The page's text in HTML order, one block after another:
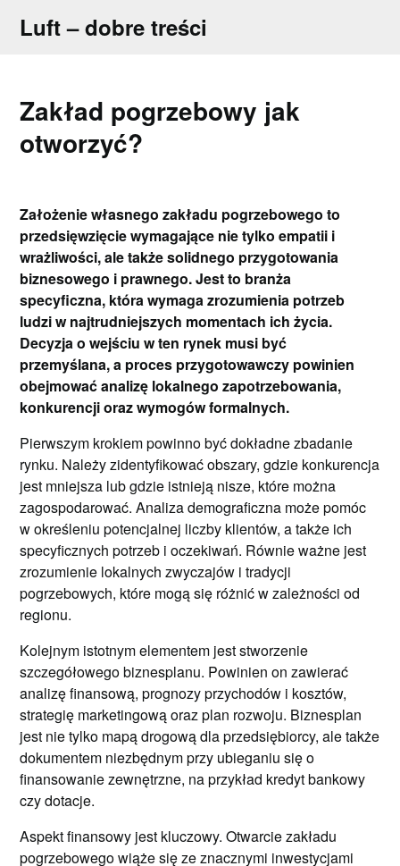
Luft – dobre treści
Zakład pogrzebowy jak
otworzyć?
Założenie własnego zakładu pogrzebowego to
przedsięwzięcie wymagające nie tylko empatii i
wrażliwości, ale także solidnego przygotowania
biznesowego i prawnego. Jest to branża
specyficzna, która wymaga zrozumienia potrzeb
ludzi w najtrudniejszych momentach ich życia.
Decyzja o wejściu w ten rynek musi być
przemyślana, a proces przygotowawczy powinien
obejmować analizę lokalnego zapotrzebowania,
konkurencji oraz wymogów formalnych.
Pierwszym krokiem powinno być dokładne zbadanie
rynku. Należy zidentyfikować obszary, gdzie konkurencja
jest mniejsza lub gdzie istnieją nisze, które można
zagospodarować. Analiza demograficzna może pomóc
w określeniu potencjalnej liczby klientów, a także ich
specyficznych potrzeb i oczekiwań. Równie ważne jest
zrozumienie lokalnych zwyczajów i tradycji
pogrzebowych, które mogą się różnić w zależności od
regionu.
Kolejnym istotnym elementem jest stworzenie
szczegółowego biznesplanu. Powinien on zawierać
analizę finansową, prognozy przychodów i kosztów,
strategię marketingową oraz plan rozwoju. Biznesplan
jest nie tylko mapą drogową dla przedsiębiorcy, ale także
dokumentem niezbędnym przy ubieganiu się o
finansowanie zewnętrzne, na przykład kredyt bankowy
czy dotacje.
Aspekt finansowy jest kluczowy. Otwarcie zakładu
pogrzebowego wiąże się ze znacznymi inwestycjami